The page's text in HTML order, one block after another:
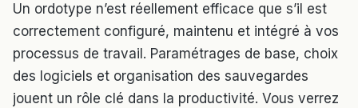
Un ordotype n’est réellement efficace que s’il est
correctement configuré, maintenu et intégré à vos
processus de travail. Paramétrages de base, choix
des logiciels et organisation des sauvegardes
jouent un rôle clé dans la productivité. Vous verrez